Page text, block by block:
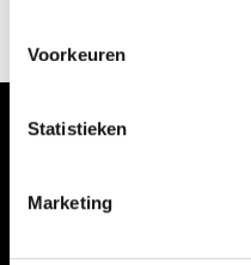
Voorkeuren
Statistieken
Marketing
NIEUWS
KALENDER